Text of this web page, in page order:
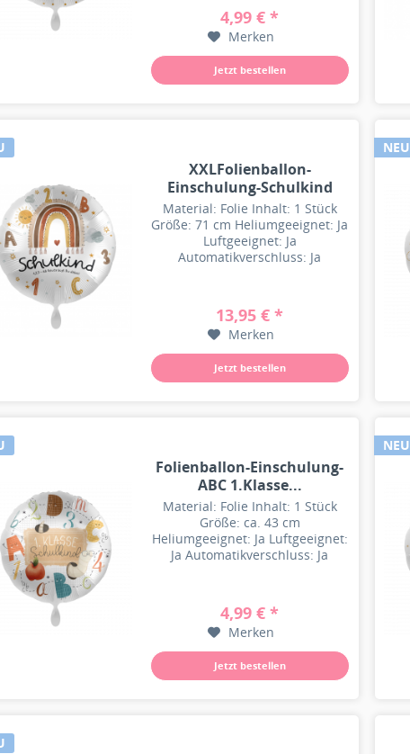
4,99 € *
Merken
Jetzt bestellen
XXLFolienballon-
Einschulung-Schulkind
1.2.3 -Ø...
Material: Folie Inhalt: 1 Stück
Größe: 71 cm Heliumgeeignet: Ja
Luftgeeignet: Ja
Automatikverschluss: Ja
13,95 € *
Merken
Jetzt bestellen
NEU
Folienballon-Einschulung-
ABC 1.Klasse...
Material: Folie Inhalt: 1 Stück
Größe: ca. 43 cm
Heliumgeeignet: Ja Luftgeeignet:
Ja Automatikverschluss: Ja
4,99 € *
Merken
Jetzt bestellen
NEU